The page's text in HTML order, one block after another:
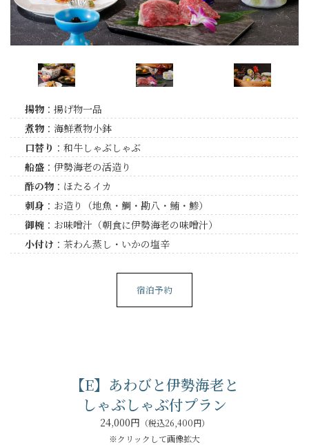
揚物：揚げ物一品
煮物：海鮮煮物小鉢
口替り ：和牛しゃぶしゃぶ
船盛：伊勢海老の活造り
酢の物：ほたるイカ
刺身：お造り（地魚・鯛・勘八・鮪・鯵）
御椀：お味噌汁（朝食に伊勢海老の味噌汁）
小付け ：茶わん蒸し・いかの塩辛
宿泊予約
【E】あわびと伊勢海老と
しゃぶしゃぶ付プラン
24,000円 （税込26,400円）
※クリックして画像拡大